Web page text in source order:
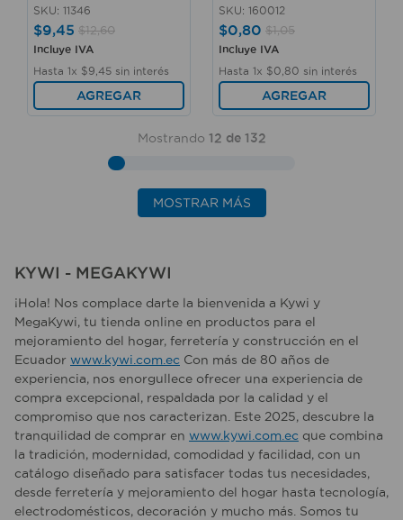
SKU: 11346
$9,45 $12,60
Incluye IVA
Hasta 1x $9 45 sin interés
AGREGAR
SKU: 160012
$0,80 $1,05
Incluye IVA
Hasta 1x $0 80 sin interés
AGREGAR
Mostrando 12 de 132
MOSTRAR MÁS
KYWI - MEGAKYWI
¡Hola! Nos complace darte la bienvenida a Kywi y
MegaKywi, tu tienda online en productos para el
mejoramiento del hogar, ferretería y construcción en el
Ecuador www.kywi.com.ec Con más de 80 años de
experiencia, nos enorgullece ofrecer una experiencia de
compra excepcional, respaldada por la calidad y el
compromiso que nos caracterizan. Este 2025, descubre la
tranquilidad de comprar en www.kywi.com.ec que combina
la tradición, modernidad, comodidad y facilidad, con un
catálogo diseñado para satisfacer todas tus necesidades,
desde ferretería y mejoramiento del hogar hasta tecnología,
electrodomésticos, decoración y mucho más. Somos tu